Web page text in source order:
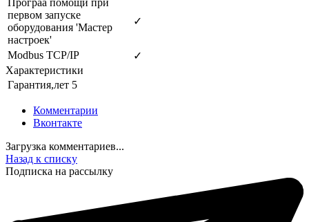
первом запуске
оборудования 'Мастер
настроек'
✓
Modbus TCP/IP
✓
Характеристики
Гарантия,лет 5
Комментарии
Вконтакте
Загрузка комментариев...
Назад к списку
Подписка на рассылку